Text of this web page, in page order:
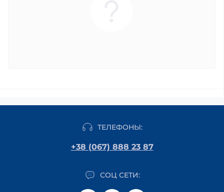
ТЕЛЕФОНЫ:
+38 (067) 888 23 87
СОЦ СЕТИ: